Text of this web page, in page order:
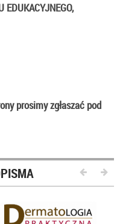
EDUKACYJNEGO,
prosimy zgłaszać pod